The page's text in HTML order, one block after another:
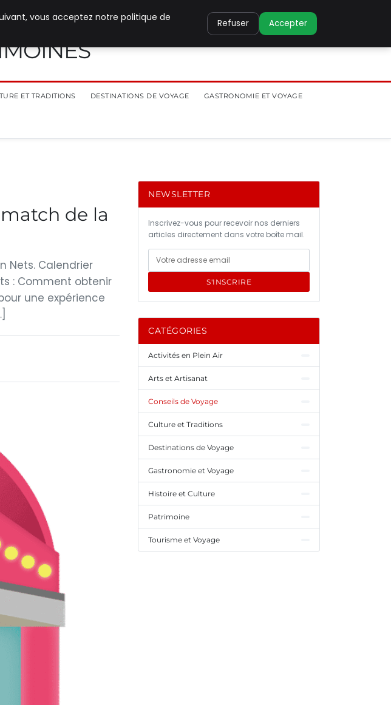
ET TRADITIONS DESTINATIONS DE VOYAGE GASTRONOMIE ET VOYAGE
de la
Nets. Calendrier
: Comment obtenir
une expérience
NEWSLETTER
Inscrivez-vous pour recevoir nos derniers
articles directement dans votre boîte mail.
S'INSCRIRE
CATÉGORIES
Activités en Plein Air
Arts et Artisanat
Conseils de Voyage
Culture et Traditions
Destinations de Voyage
Gastronomie et Voyage
Histoire et Culture
Patrimoine
Tourisme et Voyage
vous acceptez notre politique de
Refuser Accepter